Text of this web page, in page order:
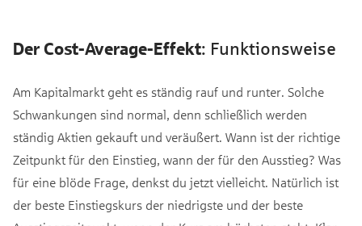
Der Cost-Average-Effekt: Funktionsweise
Am Kapitalmarkt geht es ständig rauf und runter. Solche
Schwankungen sind normal, denn schließlich werden
ständig Aktien gekauft und veräußert. Wann ist der richtige
Zeitpunkt für den Einstieg, wann der für den Ausstieg? Was
für eine blöde Frage, denkst du jetzt vielleicht. Natürlich ist
der beste Einstiegskurs der niedrigste und der beste